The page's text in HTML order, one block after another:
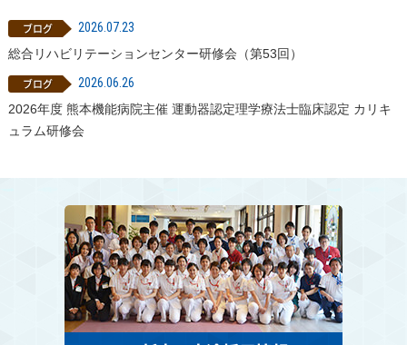
2026.07.23
総合リハビリテーションセンター研修会（第53回）
2026.06.26
2026年度 熊本機能病院主催 運動器認定理学療法士臨床認定 カリキ
ュラム研修会